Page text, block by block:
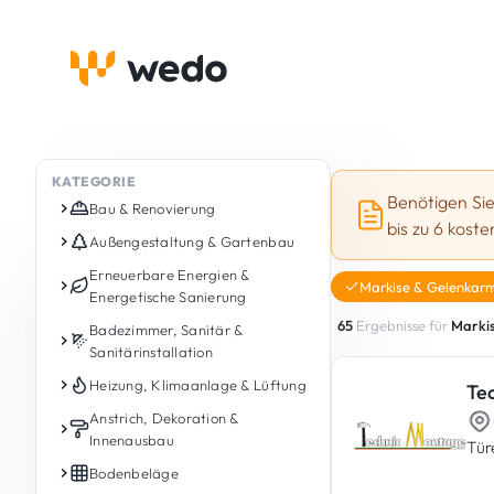
KATEGORIE
Bau & Renovierung
Schlüsselfertige Renovierung
Bauprojekte
Anbauten & Aufstockung
Dachausbau & Dachschrägen
Rohbau
Estriche
Außengestaltung & Gartenbau
Gartenpflege
Gartengestaltung &
Landschaftsbau
Außengestaltung
Zäune
Terrassen (Bau, Renovierung und
Pflege)
Holzterrassen
Erneuerbare Energien &
Energetische Sanierung
Photovoltaik
Energiespeicherbatterie
Ladestationen (Wallbox)
Wärmepumpe
Energieberatung & Energieaudit
Badezimmer, Sanitär &
Sanitärinstallation
Badrenovierung
Sanitärinstallation
Klempnerarbeiten
Wasserenthärtung und
Heizung, Klimaanlage & Lüftung
Gasheizung / Ölheizung /
Holzheizung
Pelletheizung / Pelletkessel
Anstrich, Dekoration &
Innenausbau
Innenanstrich
Bodenbeläge
Benötigen
bis zu 6
Markise &
65 Ergebnisse für